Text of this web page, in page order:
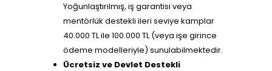
Yoğunlaştırılmış, iş garantisi veya
mentörlük destekli ileri seviye kamplar
40.000 TL ile 100.000 TL (veya işe girince
ödeme modelleriyle) sunulabilmektedir.
Ücretsiz ve Devlet Destekli